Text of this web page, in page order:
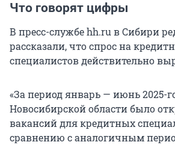
Что говорят цифры
В пресс-службе hh.ru в Сибири
рассказали, что спрос на
специалистов действительно
«За период январь — июнь 2025-
Новосибирской области было
вакансий для кредитных
сравнению с аналогичным